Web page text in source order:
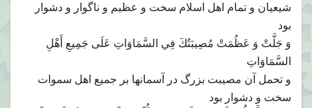
شيعيان و تمام اهل اسلام سخت و عظيم و ناگوار و دشوار
بود
وَ جَلَّتْ وَ عَظُمَتْ مُصِيبَتُكَ فِي السَّمَاوَاتِ عَلَى جَمِيعِ أَهْلِ
السَّمَاوَاتِ‏
و تحمل آن مصيبت بزرگ در آسمانها بر جميع اهل سموات
سخت و دشوار بود